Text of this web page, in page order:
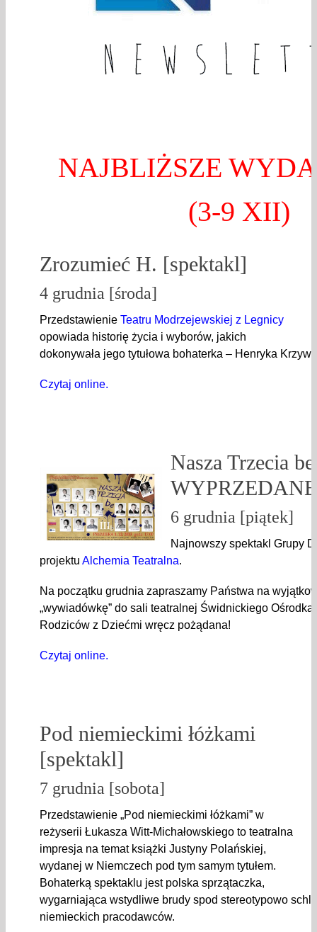
NAJBLIŻSZE
(3-9 XII)
Zrozumieć H. [spektakl]
4 grudnia [środa]
Przedstawienie Teatru Modrzejewskiej z Legnicy
opowiada historię życia i wyborów, jakich
dokonywała jego tytułowa bohaterka – Henryka
Czytaj online.
Nasza Trzecia
WYPRZEDANE
6 grudnia [piątek]
Najnowszy spektakl Grupy
projektu Alchemia Teatralna.
Na początku grudnia zapraszamy Państwa na
„wywiadówkę” do sali teatralnej Świdnickiego
Rodziców z Dziećmi wręcz pożądana!
Czytaj online.
Pod niemieckimi łóżkami
[spektakl]
7 grudnia [sobota]
Przedstawienie „Pod niemieckimi łóżkami” w
reżyserii Łukasza Witt-Michałowskiego to teatralna
impresja na temat książki Justyny Polańskiej,
wydanej w Niemczech pod tym samym tytułem.
Bohaterką spektaklu jest polska sprzątaczka,
wygarniająca wstydliwe brudy spod stereotypowo
niemieckich pracodawców.